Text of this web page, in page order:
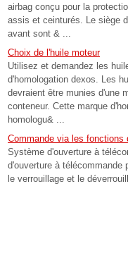
airbag conçu pour la
assis et ceinturés. Le siège
avant sont & ...
Choix de l'huile moteur
Utilisez et demandez les
d'homologation dexos. Les
devraient être munies d'une
conteneur. Cette marque
homologu& ...
Commande via les fonctions
Système d'ouverture à
d'ouverture à télécommande
le verrouillage et le